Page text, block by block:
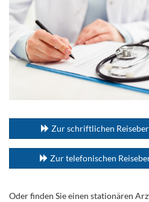
Zur schriftlichen
Zur telefonischen
Oder finden Sie einen stationären